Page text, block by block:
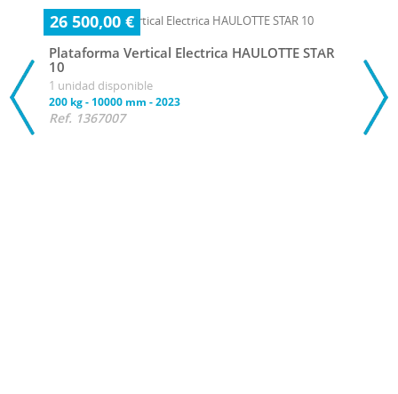
26 500,00 €
Plataforma Vertical Electrica HAULOTTE STAR
10
1 unidad disponible
200 kg- 10000 mm -2023
Ref. 1367007